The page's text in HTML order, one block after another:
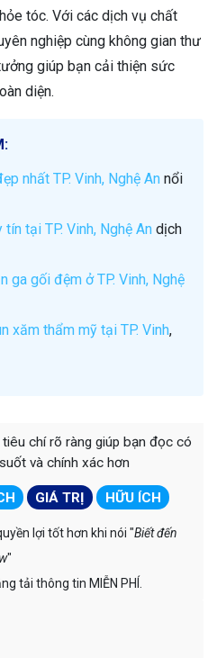
tóc. Với các dịch vụ chất
nghiệp cùng không gian thư
giúp bạn cải thiện sức
diện.
nhất TP. Vinh, Nghệ An nổi
tại TP. Vinh, Nghệ An dịch
ga gối đệm ở TP. Vinh, Nghệ
xăm thẩm mỹ tại TP. Vinh,
tiêu chí rõ ràng giúp bạn đọc có
và chính xác hơn
GIÁ TRỊ HỮU ÍCH
lợi tốt hơn khi nói "Biết đến
"
tải thông tin MIỄN PHÍ.